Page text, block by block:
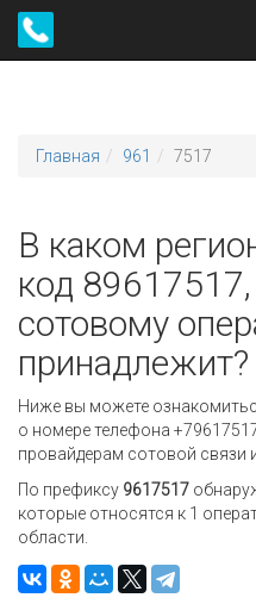
Главная 961 7517
В каком
код
сотовому
принадлежит?
Ниже вы можете
о номере телефона
провайдерам сотовой связи
По префиксу 9617517
которые относятся к 1
области.